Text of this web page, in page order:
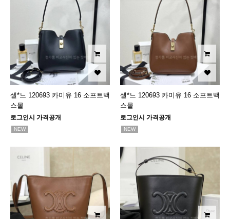
셀*느 120693 카미유 16 소프트백
스몰
로그인시 가격공개
NEW
셀*느 120693 카미유 16 소프트백
스몰
로그인시 가격공개
NEW